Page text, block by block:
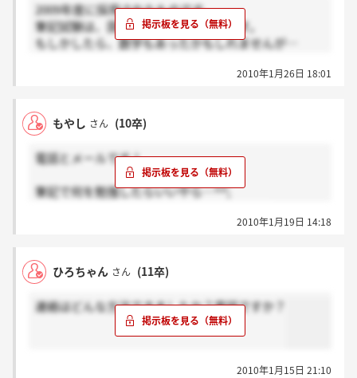
2009年度に採用されたものです。
筆記試験は、国語・英語・一般常識です。
もしかしたら、数学もあったかもしれませんが…
熟語・慣用句、そして文学史が出ました（ドストエフ
英語はイディオムを問うものが多かったです。
空欄に当てはまる語句を選んで数字で答えよ、みたい
一般常識は、本当に時事問題といった感じでした。
私の時は、試験直前のワールドカップか何かで優勝し
た上村愛子さんの名前が問われたり、
とにかくここ最近注目されているような問題ばかりだ
ちなみにご当地問題ですが、出ます。
SBCが全国で何番目の放送局かや、
長野市長・松本市長の名前を問われた問題もありまし
た。
あと、地デジ完全移行の日付も出たので、もし受けら
2010年1月26日 18:01
もやし さん (10卒)
電話とメールです！
筆記で何を勉強したらいいやら…^^;
2010年1月19日 14:18
ひろちゃん さん (11卒)
連絡はどんな方法できましたか？電話ですか？
2010年1月15日 21:10